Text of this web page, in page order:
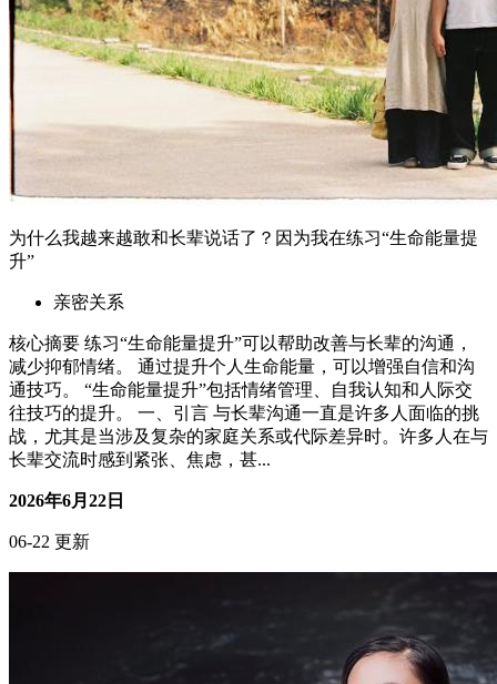
为什么我越来越敢和长辈说话了？因为我在练习“生命能量提
亲密关系
核心摘要 练习“生命能量提升”可以帮助改善与长辈的沟通，
减少抑郁情绪。 通过提升个人生命能量，可以增强自信和沟
通技巧。 “生命能量提升”包括情绪管理、自我认知和人际交
往技巧的提升。 一、引言 与长辈沟通一直是许多人面临的挑
战，尤其是当涉及复杂的家庭关系或代际差异时。许多人在与
长辈交流时感到紧张、焦虑，甚...
2026年6月22日
06-22 更新